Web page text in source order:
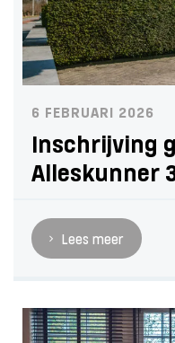
6 FEBRUARI 2026
Inschrijving
Alleskunner
Lees meer